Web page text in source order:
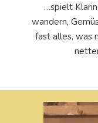
…spielt
wandern,
fast alles, was